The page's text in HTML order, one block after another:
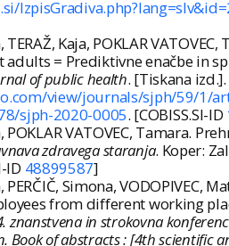
TERAŽ, Kaja, POKLAR
adults = Prediktivne enačbe in
of public health. [Tiskana
view/journals/sjph/59/1/
sjph-2020-0005. [COBISS.SI-ID
POKLAR VATOVEC, Tamara.
zdravega staranja. Koper:
ID 48899587]
PERČIČ, Simona,
from different working
znanstvena in strokovna
Book of abstracts : [4th scientific